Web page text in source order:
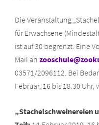
Die Veranstaltung
für Erwachsene
ist auf 30 begrenzt. Eine
Mail an
03571/2096112. Bei
Februar, 16 bis 18.30
„Stachelschweinereien